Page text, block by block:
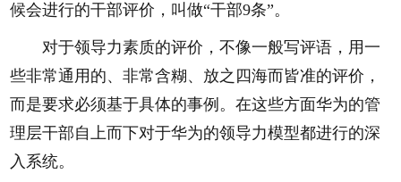
候会进行的干部评价，叫做“干部9条”。
对于领导力素质的评价，不像一般写评语，用一
些非常通用的、非常含糊、放之四海而皆准的评价，
而是要求必须基于具体的事例。在这些方面华为的管
理层干部自上而下对于华为的领导力模型都进行的深
入系统。